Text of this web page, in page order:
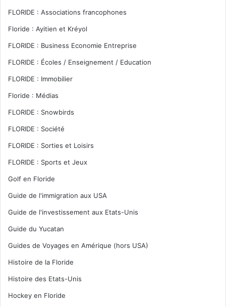
FLORIDE : Associations francophones
Floride : Ayitien et Kréyol
FLORIDE : Business Economie Entreprise
FLORIDE : Écoles / Enseignement / Education
FLORIDE : Immobilier
Floride : Médias
FLORIDE : Snowbirds
FLORIDE : Société
FLORIDE : Sorties et Loisirs
FLORIDE : Sports et Jeux
Golf en Floride
Guide de l'immigration aux USA
Guide de l'investissement aux Etats-Unis
Guide du Yucatan
Guides de Voyages en Amérique (hors USA)
Histoire de la Floride
Histoire des Etats-Unis
Hockey en Floride